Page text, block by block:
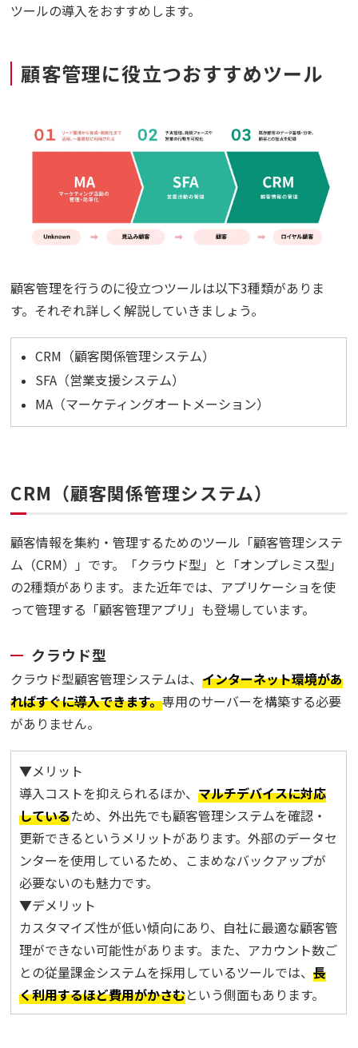
ツールの導入をおすすめします。
顧客管理に役立つおすすめツール
顧客管理を行うのに役立つツールは以下3種類がありま
す。それぞれ詳しく解説していきましょう。
CRM（顧客関係管理システム）
SFA（営業支援システム）
MA（マーケティングオートメーション）
CRM（顧客関係管理システム）
顧客情報を集約・管理するためのツール「顧客管理システ
ム（CRM）」です。「クラウド型」と「オンプレミス型」
の2種類があります。また近年では、アプリケーショを使
って管理する「顧客管理アプリ」も登場しています。
クラウド型
クラウド型顧客管理システムは、インターネット環境があ
ればすぐに導入できます。専用のサーバーを構築する必要
がありません。
▼メリット
導入コストを抑えられるほか、マルチデバイスに対応
しているため、外出先でも顧客管理システムを確認・
更新できるというメリットがあります。外部のデータセ
ンターを使用しているため、こまめなバックアップが
必要ないのも魅力です。
▼デメリット
カスタマイズ性が低い傾向にあり、自社に最適な顧客管
理ができない可能性があります。また、アカウント数ご
との従量課金システムを採用しているツールでは、長
く利用するほど費用がかさむという側面もあります。